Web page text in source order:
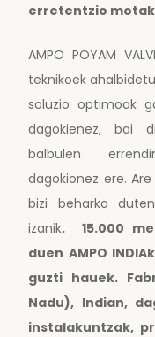
erretentzio
AMPO POYAM
teknikoek
soluzio optimoak
dagokienez, bai
balbulen
dagokionez ere.
bizi beharko
izanik. 15.000
duen AMPO
guzti hauek.
Nadu), Indian,
instalakuntzak,